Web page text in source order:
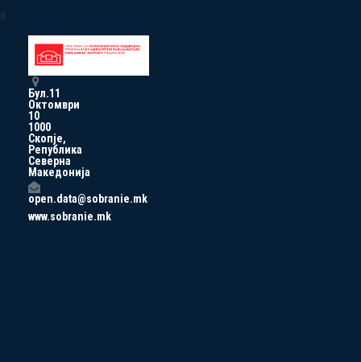
a
Бул.11
Октомври
10
1000
Скопје,
Република
Северна
Македонија
open.data@sobranie.mk
www.sobranie.mk